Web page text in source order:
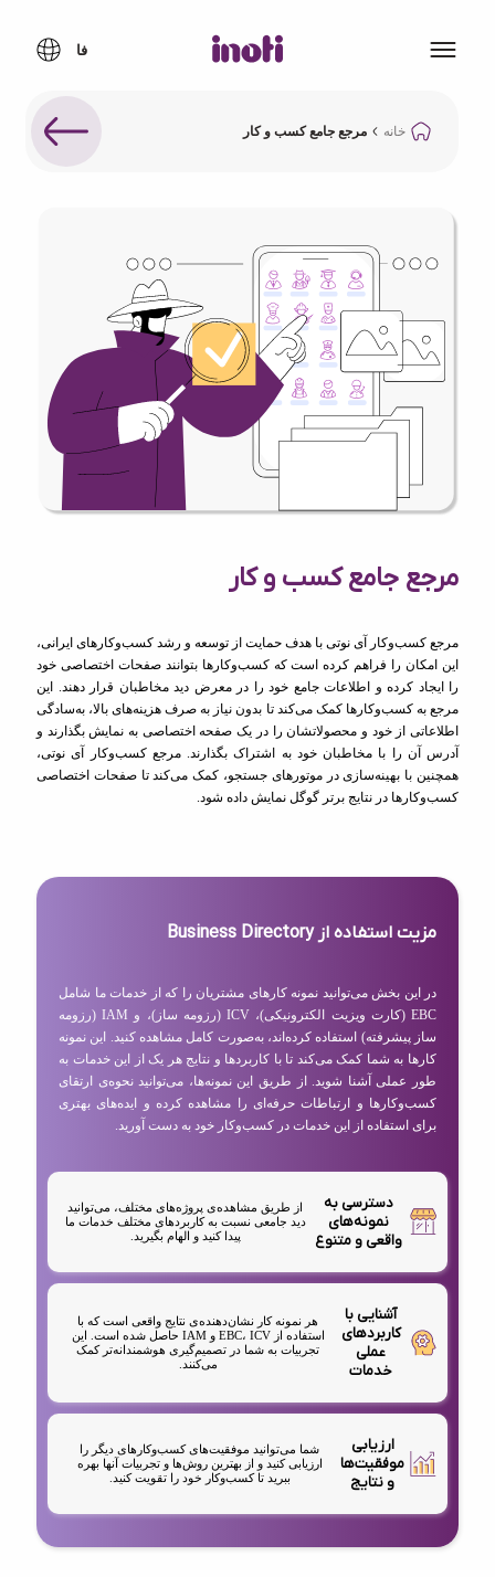
خانه مرجع جامع کسب و کار
مرجع جامع کسب و کار
مرجع کسب‌وکار آی نوتی با هدف حمایت از توسعه و رشد کسب‌وکارهای ایرانی،
این امکان را فراهم کرده است که کسب‌وکارها بتوانند صفحات اختصاصی خود
را ایجاد کرده و اطلاعات جامع خود را در معرض دید مخاطبان قرار دهند. این
مرجع به کسب‌وکارها کمک می‌کند تا بدون نیاز به صرف هزینه‌های بالا، به‌سادگی
اطلاعاتی از خود و محصولاتشان را در یک صفحه اختصاصی به نمایش بگذارند و
آدرس آن را با مخاطبان خود به اشتراک بگذارند. مرجع کسب‌وکار آی نوتی،
همچنین با بهینه‌سازی در موتورهای جستجو، کمک می‌کند تا صفحات اختصاصی
کسب‌وکارها در نتایج برتر گوگل نمایش داده شود.
مزیت استفاده از Business Directory
در این بخش می‌توانید نمونه کارهای مشتریان را که از خدمات ما شامل
EBC (کارت ویزیت الکترونیکی)، ICV (رزومه ساز)، و IAM (رزومه
ساز پیشرفته) استفاده کرده‌اند، به‌صورت کامل مشاهده کنید. این نمونه
کارها به شما کمک می‌کند تا با کاربردها و نتایج هر یک از این خدمات به
طور عملی آشنا شوید. از طریق این نمونه‌ها، می‌توانید نحوه‌ی ارتقای
کسب‌وکارها و ارتباطات حرفه‌ای را مشاهده کرده و ایده‌های بهتری
برای استفاده از این خدمات در کسب‌وکار خود به دست آورید.
دسترسی به
نمونه‌های
واقعی و متنوع
از طریق مشاهده‌ی پروژه‌های مختلف، می‌توانید
دید جامعی نسبت به کاربردهای مختلف خدمات ما
پیدا کنید و الهام بگیرید.
آشنایی با
کاربردهای
عملی
خدمات
هر نمونه کار نشان‌دهنده‌ی نتایج واقعی است که با
استفاده از EBC، ICV و IAM حاصل شده است. این
تجربیات به شما در تصمیم‌گیری هوشمندانه‌تر کمک
می‌کنند.
ارزیابی
موفقیت‌ها
و نتایج
شما می‌توانید موفقیت‌های کسب‌وکارهای دیگر را
ارزیابی کنید و از بهترین روش‌ها و تجربیات آنها بهره
ببرید تا کسب‌وکار خود را تقویت کنید.